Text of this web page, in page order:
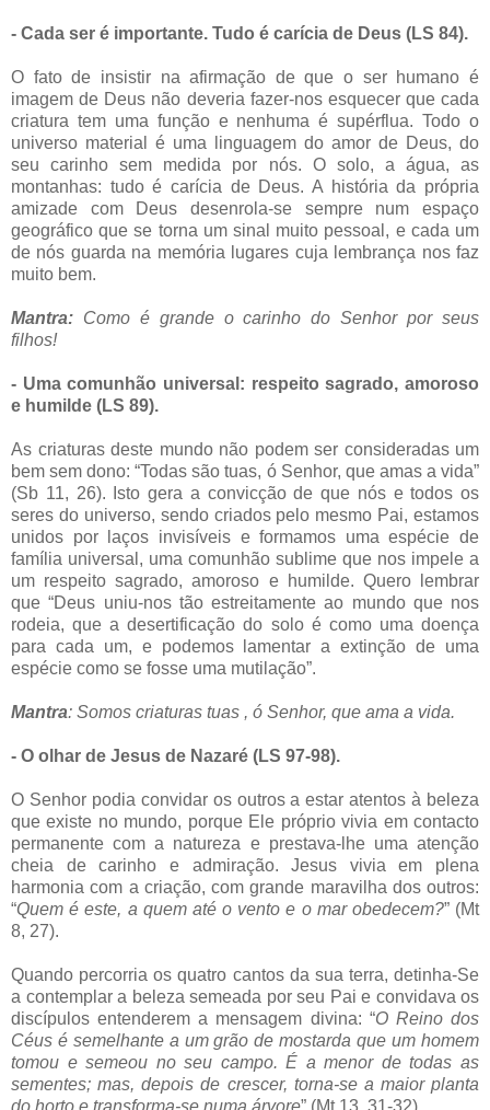
- Cada ser é importante. Tudo é carícia de Deus (LS 84).
O fato de insistir na afirmação de que o ser humano é
imagem de Deus não deveria fazer-nos esquecer que cada
criatura tem uma função e nenhuma é supérflua. Todo o
universo material é uma linguagem do amor de Deus, do
seu carinho sem medida por nós. O solo, a água, as
montanhas: tudo é carícia de Deus. A história da própria
amizade com Deus desenrola-se sempre num espaço
geográfico que se torna um sinal muito pessoal, e cada um
de nós guarda na memória lugares cuja lembrança nos faz
muito bem.
Mantra: Como é grande o carinho do Senhor por seus
filhos!
- Uma comunhão universal: respeito sagrado, amoroso
e humilde (LS 89).
As criaturas deste mundo não podem ser consideradas um
bem sem dono: “Todas são tuas, ó Senhor, que amas a vida”
(Sb 11, 26). Isto gera a convicção de que nós e todos os
seres do universo, sendo criados pelo mesmo Pai, estamos
unidos por laços invisíveis e formamos uma espécie de
família universal, uma comunhão sublime que nos impele a
um respeito sagrado, amoroso e humilde. Quero lembrar
que “Deus uniu-nos tão estreitamente ao mundo que nos
rodeia, que a desertificação do solo é como uma doença
para cada um, e podemos lamentar a extinção de uma
espécie como se fosse uma mutilação”.
Mantra: Somos criaturas tuas , ó Senhor, que ama a vida.
- O olhar de Jesus de Nazaré (LS 97-98).
O Senhor podia convidar os outros a estar atentos à beleza
que existe no mundo, porque Ele próprio vivia em contacto
permanente com a natureza e prestava-lhe uma atenção
cheia de carinho e admiração. Jesus vivia em plena
harmonia com a criação, com grande maravilha dos outros:
“Quem é este, a quem até o vento e o mar obedecem?” (Mt
8, 27).
Quando percorria os quatro cantos da sua terra, detinha-Se
a contemplar a beleza semeada por seu Pai e convidava os
discípulos entenderem a mensagem divina: “O Reino dos
Céus é semelhante a um grão de mostarda que um homem
tomou e semeou no seu campo. É a menor de todas as
sementes; mas, depois de crescer, torna-se a maior planta
do horto e transforma-se numa árvore” (Mt 13, 31-32).